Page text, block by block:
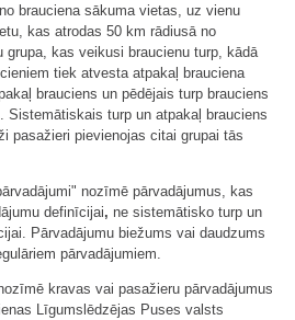
brauciena sākuma vietas, uz vienu
kas atrodas 50 km rādiusā no
grupa, kas veikusi braucienu turp, kādā
tiek atvesta atpakaļ brauciena
brauciens un pēdējais turp brauciens
Sistemātiskais turp un atpakaļ brauciens
pasažieri pievienojas citai grupai tās
nozīmē pārvadājumus, kas
definīcijai, ne sistemātisko turp un
Pārvadājumu biežums vai daudzums
pārvadājumiem.
kravas vai pasažieru pārvadājumus
Līgumslēdzējas Puses valsts